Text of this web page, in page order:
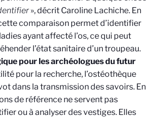
», décrit Caroline Lachiche. En
comparaison permet d’identifier
ayant affecté l’os, ce qui peut
l’état sanitaire d’un troupeau.
pour les archéologues du futur
pour la recherche, l’ostéothèque
dans la transmission des savoirs. En
de référence ne servent pas
ou à analyser des vestiges. Elles